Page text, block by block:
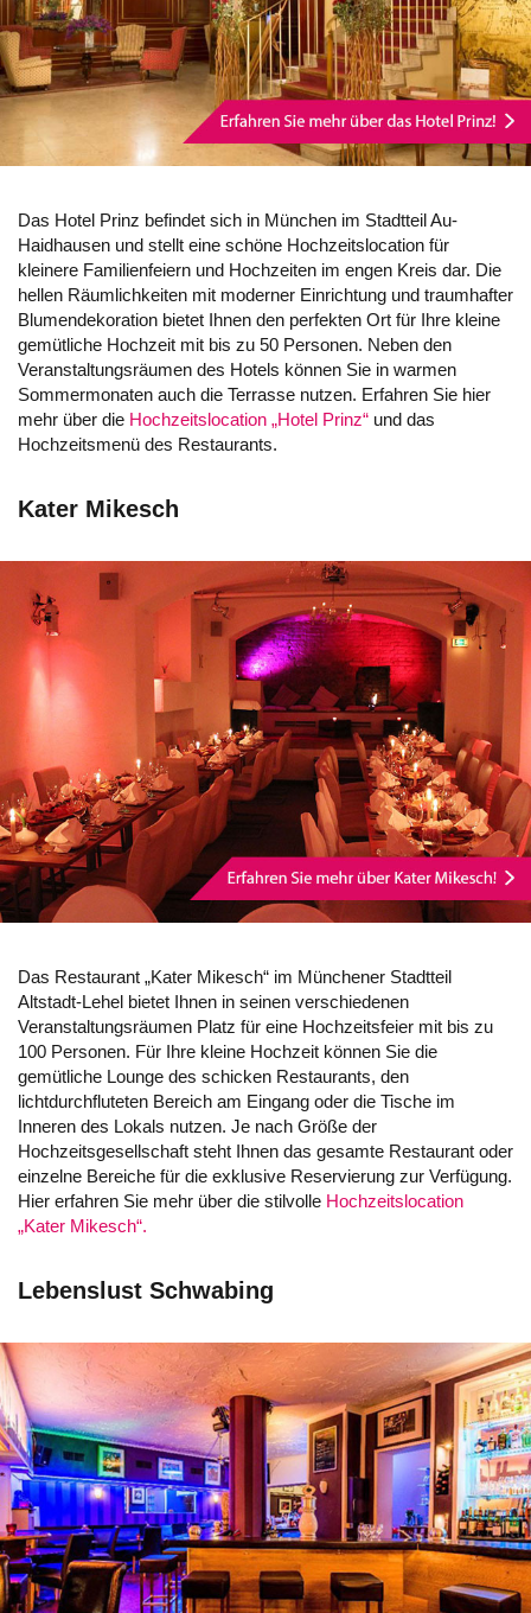
Das Hotel Prinz befindet sich in München im Stadtteil Au-
Haidhausen und stellt eine schöne Hochzeitslocation für
kleinere Familienfeiern und Hochzeiten im engen Kreis dar. Die
hellen Räumlichkeiten mit moderner Einrichtung und traumhafter
Blumendekoration bietet Ihnen den perfekten Ort für Ihre kleine
gemütliche Hochzeit mit bis zu 50 Personen. Neben den
Veranstaltungsräumen des Hotels können Sie in warmen
Sommermonaten auch die Terrasse nutzen. Erfahren Sie hier
mehr über die Hochzeitslocation „Hotel Prinz“ und das
Hochzeitsmenü des Restaurants.
Kater Mikesch
Das Restaurant „Kater Mikesch“ im Münchener Stadtteil
Altstadt-Lehel bietet Ihnen in seinen verschiedenen
Veranstaltungsräumen Platz für eine Hochzeitsfeier mit bis zu
100 Personen. Für Ihre kleine Hochzeit können Sie die
gemütliche Lounge des schicken Restaurants, den
lichtdurchfluteten Bereich am Eingang oder die Tische im
Inneren des Lokals nutzen. Je nach Größe der
Hochzeitsgesellschaft steht Ihnen das gesamte Restaurant oder
einzelne Bereiche für die exklusive Reservierung zur Verfügung.
Hier erfahren Sie mehr über die stilvolle Hochzeitslocation
„Kater Mikesch“.
Lebenslust Schwabing